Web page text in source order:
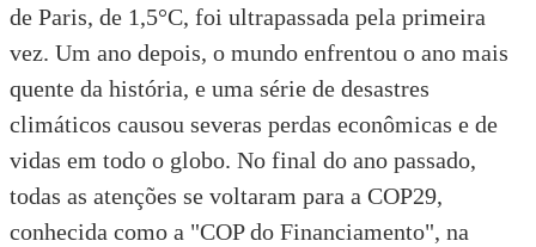
de Paris, de 1,5°C, foi ultrapassada pela primeira
vez. Um ano depois, o mundo enfrentou o ano mais
quente da história, e uma série de desastres
climáticos causou severas perdas econômicas e de
vidas em todo o globo. No final do ano passado,
todas as atenções se voltaram para a COP29,
conhecida como a "COP do Financiamento", na